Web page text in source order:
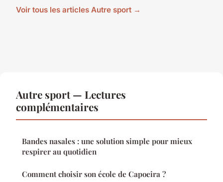
Voir tous les articles Autre sport →
Autre sport — Lectures
complémentaires
Bandes nasales : une solution simple pour mieux
respirer au quotidien
Comment choisir son école de Capoeira ?